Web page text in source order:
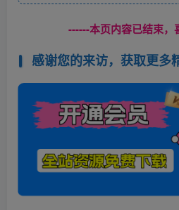
------本页内容已结束，
感谢您的来访，获取更多